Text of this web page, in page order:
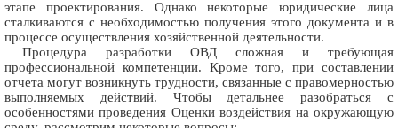
этапе проектирования. Однако некоторые юридические лица
сталкиваются с необходимостью получения этого документа и в
процессе осуществления хозяйственной деятельности.
Процедура разработки ОВД сложная и требующая
профессиональной компетенции. Кроме того, при составлении
отчета могут возникнуть трудности, связанные с правомерностью
выполняемых действий. Чтобы детальнее разобраться с
особенностями проведения Оценки воздействия на окружающую